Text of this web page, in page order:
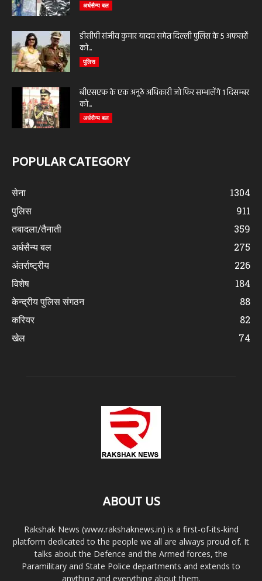
अर्धसैन्य बल
डीसीपी संजीव कुमार यादव समेत दिल्ली पुलिस के 5 अफसरों
को...
पुलिस
बीएसएफ के एक अनूठे अधिकारी जो फिर सम्भालेंगे 1 दिसम्बर
को...
अर्धसैन्य बल
POPULAR CATEGORY
सेना
1304
पुलिस
911
तबादला/तैनाती
359
अर्धसैन्य बल
275
अंतर्राष्ट्रीय
226
विशेष
184
केन्द्रीय पुलिस संगठन
88
करियर
82
खेल
74
ABOUT US
Rakshak News (www.rakshaknews.in) is a first-of-its-kind
platform dedicated to the people we all are always proud of. It
talks about the Defence and the Armed forces, the
Paramilitary and State Police departments and extends to
anything and everything about them.